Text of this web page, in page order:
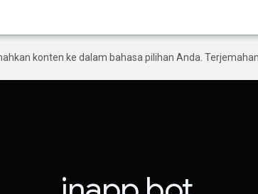
konten ke dalam bahasa pilihan Anda.